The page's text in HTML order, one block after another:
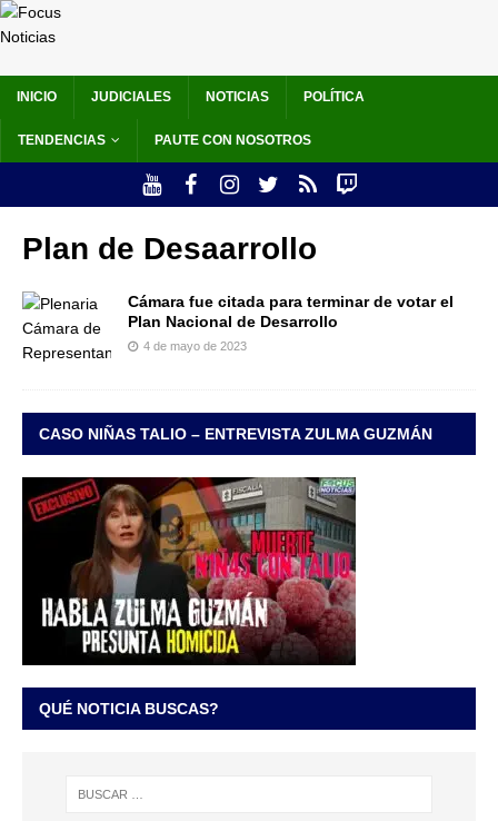
INICIO JUDICIALES NOTICIAS POLÍTICA
TENDENCIAS PAUTE CON NOSOTROS
Plan de Desaarrollo
Cámara fue citada para terminar de votar el
Plan Nacional de Desarrollo
4 de mayo de 2023
CASO NIÑAS TALIO – ENTREVISTA ZULMA GUZMÁN
QUÉ NOTICIA BUSCAS?